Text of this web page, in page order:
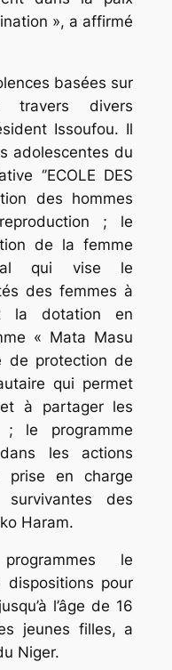
», a affirmé
basées sur
divers
Issoufou. Il
adolescentes du
‘’ECOLE DES
des hommes
; le
de la femme
qui vise le
des femmes à
la dotation en
« Mata Masu
de protection de
qui permet
à partager les
; le programme
les actions
prise en charge
des
Haram.
le
pour
l’âge de 16
jeunes filles, a
Niger.